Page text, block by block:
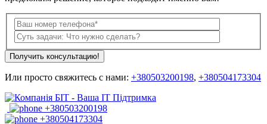
Получить консультацию!
Или просто свяжитесь с нами: +380503200198, +380504173304
+380503200198
+380504173304